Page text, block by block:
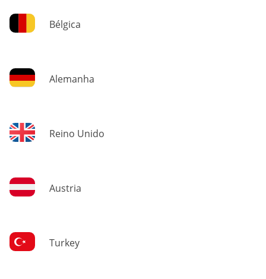
Bélgica
Alemanha
Reino Unido
Austria
Turkey